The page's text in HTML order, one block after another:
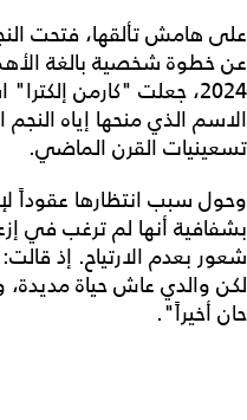
على هامش تألقها، فتحت
عن خطوة شخصية بالغة
2024، جعلت "كارمن
تسعينيات القرن الماضي.
وحول سبب انتظارها عقوداً
بشفافية أنها لم ترغب في
شعور بعدم الارتياح. إذ
لكن والدي عاش حياة
حان أخيراً".